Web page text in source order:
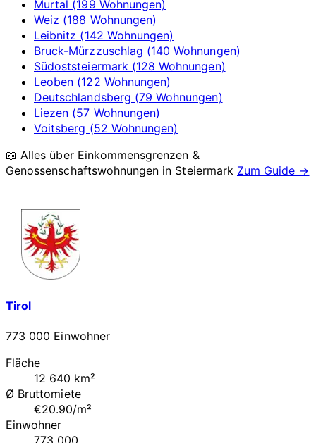
Murtal (199 Wohnungen)
Weiz (188 Wohnungen)
Leibnitz (142 Wohnungen)
Bruck-Mürzzuschlag (140 Wohnungen)
Südoststeiermark (128 Wohnungen)
Leoben (122 Wohnungen)
Deutschlandsberg (79 Wohnungen)
Liezen (57 Wohnungen)
Voitsberg (52 Wohnungen)
📖 Alles über Einkommensgrenzen &
Genossenschaftswohnungen in Steiermark Zum Guide →
Tirol
773 000 Einwohner
Fläche
12 640 km²
Ø Bruttomiete
€20.90/m²
Einwohner